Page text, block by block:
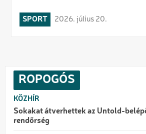
SPORT 2026. július 20.
ROPOGÓS
KÖZHÍR
Sokakat átverhettek az Untold-
rendőrség